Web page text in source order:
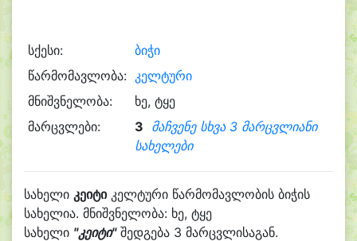
სქესი:
ბიჭი
წარმომავლობა: კელტური
მნიშვნელობა:
ხე, ტყე
მარცვლები:
3 მაჩვენე სხვა 3 მარცვლიანი
სახელები
სახელი კეიტიკელტური წარმომავლობის ბიჭის
სახელია. მნიშვნელობა: ხე, ტყე
სახელი "კეიტი"შედგება 3 მარცვლისაგან.